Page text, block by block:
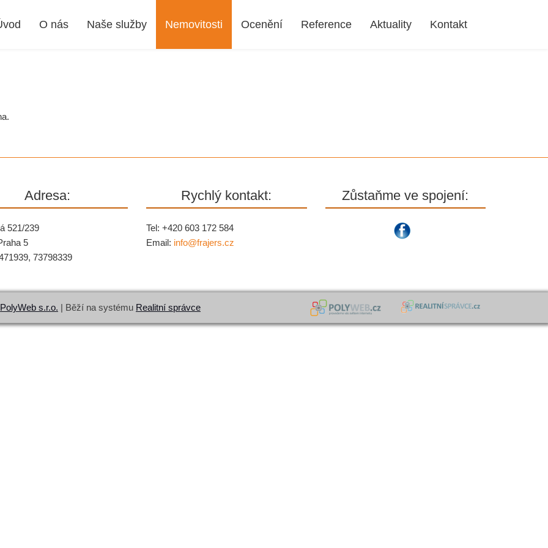
O nás Naše služby Nemovitosti Ocenění Reference Aktuality Kontakt
Adresa:
521/239
5
73798339
Rychlý kontakt:
Tel: +420 603 172 584
Email: info@frajers.cz
Zůstaňme ve spojení:
PolyWeb s.r.o. | Běží na systému Realitní správce